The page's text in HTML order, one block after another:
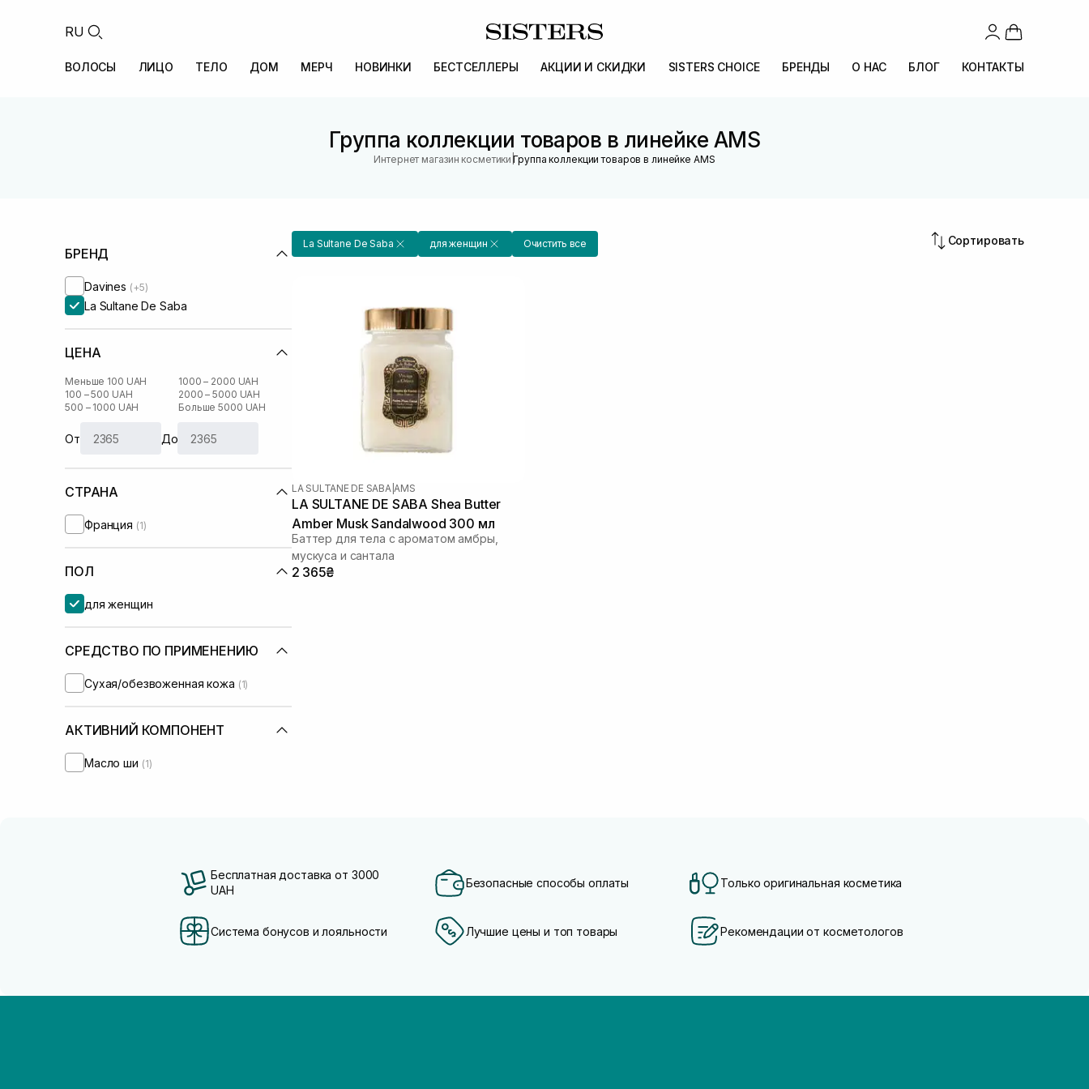
RU
ВОЛОСЫ ЛИЦО ТЕЛО ДОМ МЕРЧ НОВИНКИ БЕСТСЕЛЛЕРЫ АКЦИИ И СКИДКИ SISTERS CHOICE БРЕНДЫ О НАС БЛОГ КОНТАКТЫ
Группа коллекции товаров в линейке AMS
Интернет магазин косметики |Группа коллекции товаров в линейке AMS
БРЕНД
Davines (+5)
La Sultane De Saba
ЦЕНА
Меньше 100 UAH
100 – 500 UAH
500 – 1000 UAH
1000 – 2000 UAH
2000 – 5000 UAH
Больше 5000 UAH
От До
СТРАНА
Франция (1)
ПОЛ
для женщин
СРЕДСТВО ПО ПРИМЕНЕНИЮ
Сухая/обезвоженная кожа (1)
АКТИВНИЙ КОМПОНЕНТ
Масло ши (1)
La Sultane De Saba для женщин Очистить все Сортировать
LA SULTANE DE SABA AMS
LA SULTANE DE SABA Shea Butter
Amber Musk Sandalwood 300 мл
Баттер для тела с ароматом амбры,
мускуса и сантала
2 365₴
Бесплатная доставка от 3000
UAH
Безопасные способы оплаты Только оригинальная косметика
Система бонусов и лояльности Лучшие цены и топ товары Рекомендации от косметологов